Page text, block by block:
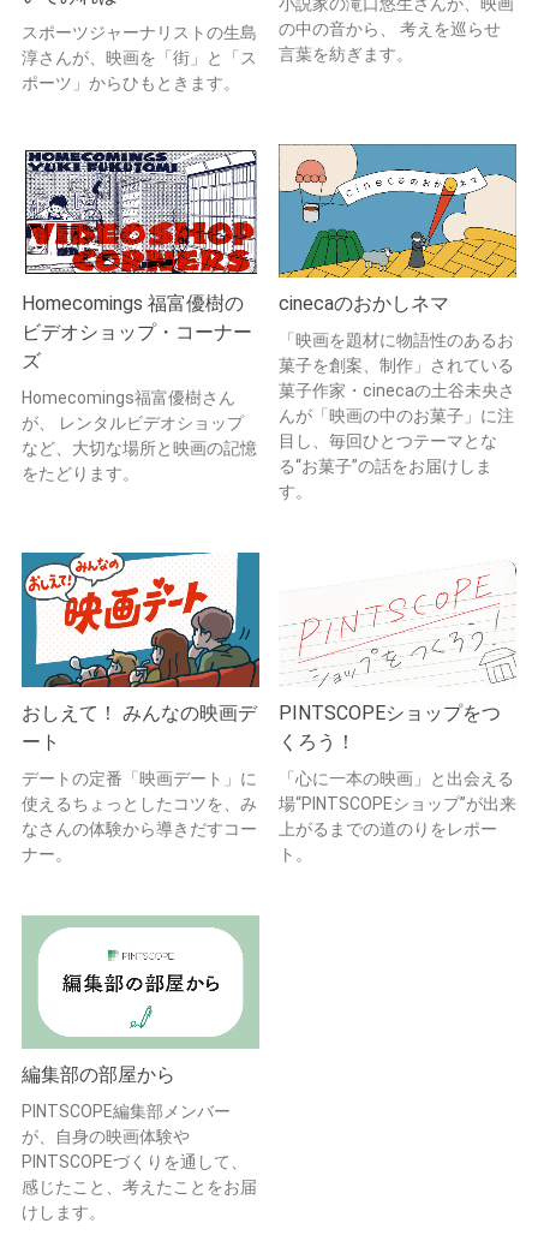
スポーツジャーナリストの生島
淳さんが、映画を「街」と「ス
ポーツ」からひもときます。
の中の音から、 考えを巡らせ
言葉を紡ぎます。
Homecomings 福富優樹の
ビデオショップ・コーナー
ズ
Homecomings福富優樹さん
が、 レンタルビデオショップ
など、大切な場所と映画の記憶
をたどります。
cinecaのおかしネマ
「映画を題材に物語性のあるお
菓子を創案、制作」されている
菓子作家・cinecaの土谷未央さ
んが「映画の中のお菓子」に注
目し、毎回ひとつテーマとな
る“お菓子”の話をお届けしま
す。
おしえて！ みんなの映画デ
ート
デートの定番「映画デート」に
使えるちょっとしたコツを、み
なさんの体験から導きだすコー
ナー。
PINTSCOPEショップをつ
くろう！
「心に一本の映画」と出会える
場“PINTSCOPEショップ”が出来
上がるまでの道のりをレポー
ト。
編集部の部屋から
PINTSCOPE編集部メンバー
が、自身の映画体験や
PINTSCOPEづくりを通して、
感じたこと、考えたことをお届
けします。